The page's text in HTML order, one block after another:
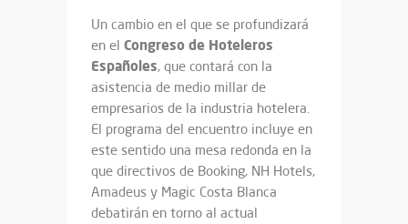
Un cambio en el que se profundizará
en el Congreso de Hoteleros
Españoles, que contará con la
asistencia de medio millar de
empresarios de la industria hotelera.
El programa del encuentro incluye en
este sentido una mesa redonda en la
que directivos de Booking, NH Hotels,
Amadeus y Magic Costa Blanca
debatirán en torno al actual